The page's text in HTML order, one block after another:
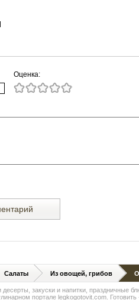
Оценка:
Салаты Из овощей, грибов
закуски и напитки, праздничные
портале legkogotovit.com. Готовить